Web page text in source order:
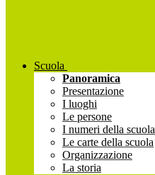
Scuola
Panoramica
Presentazione
I luoghi
Le persone
I numeri della scuola
Le carte della scuola
Organizzazione
La storia